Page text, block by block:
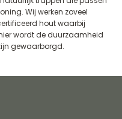
Wij werken zoveel
hout waarbij
wordt de duurzaamheid
gewaarborgd.